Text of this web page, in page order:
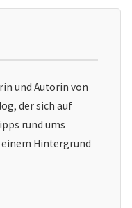
und Autorin von
der sich auf
rund ums
Hintergrund